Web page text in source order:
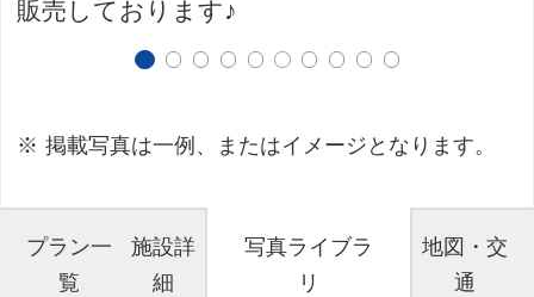
販売しております♪
掲載写真は一例、またはイメージとなります。
プラン一
覧
施設詳
細
写真ライブラ
リ
地図・交
通